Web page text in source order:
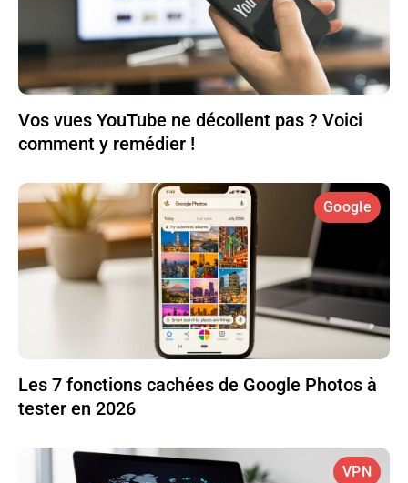
Vos vues YouTube ne décollent pas ? Voici
comment y remédier !
Google
Les 7 fonctions cachées de Google Photos à
tester en 2026
VPN